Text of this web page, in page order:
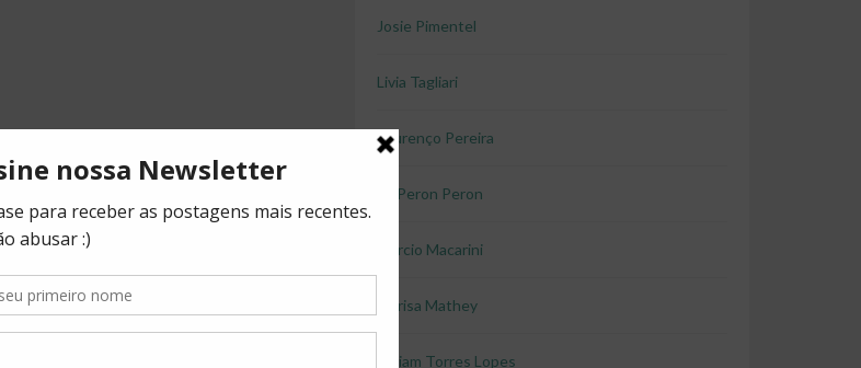
Josie Pimentel
Livia Tagliari
Lourenço Pereira
Lu Peron Peron
Marcio Macarini
Marisa Mathey
Miriam Torres Lopes